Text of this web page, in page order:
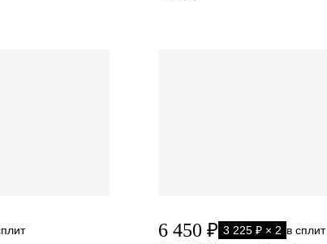
6 450 ₽ 3 225 ₽ × 2 в сплит